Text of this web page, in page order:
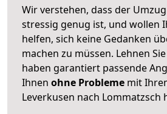
Wir verstehen, dass der
stressig genug ist, und wollen
helfen, sich keine Gedanken
machen zu müssen. Lehnen
haben garantiert passende
Ihnen ohne Probleme mit
Leverkusen nach Lommatzsch